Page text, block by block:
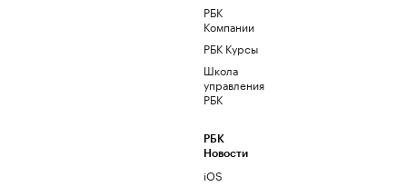
РБК
Компании
РБК Курсы
Школа
управления
РБК
РБК
Новости
iOS